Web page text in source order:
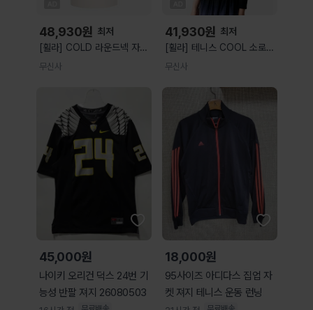
48,930원 최저
[휠라] COLD 라운드넥 자카
드 반팔티
무신사
41,930원 최저
[휠라] 테니스 COOL 소로나
백그래픽 반팔티
1100FS262RS11X002001
무신사
45,000원
나이키 오리건 덕스 24번 기
능성 반팔 져지 26080503
18,000원
95사이즈 아디다스 집업 자
켓 져지 테니스 운동 런닝